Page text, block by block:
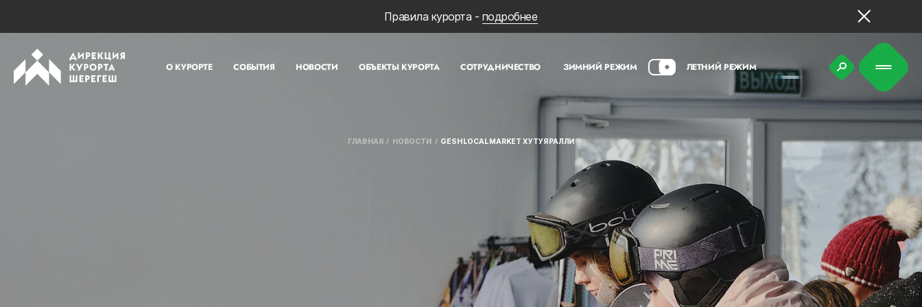
О КУРОРТЕ СОБЫТИЯ НОВОСТИ ОБЪЕКТЫ КУРОРТА СОТРУДНИЧЕСТВО ЗИМНИЙ РЕЖИМ ЛЕТНИЙ РЕЖИМ
Правила курорта - подробнее
ГЛАВНАЯ НОВОСТИ GESH LOCAL MARKET Х УТУЯ РАЛЛИ